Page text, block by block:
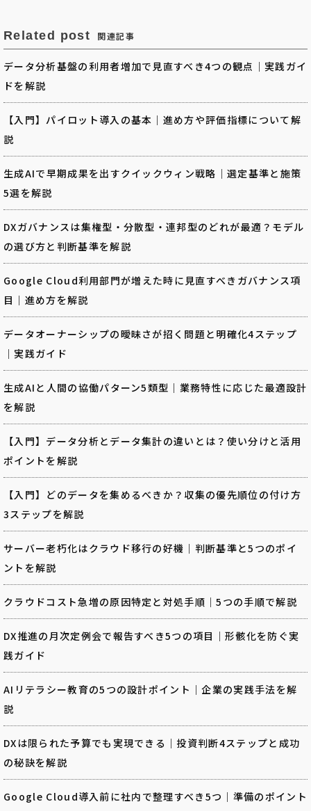
Related post 関連記事
データ分析基盤の利用者増加で見直すべき4つの観点｜実践ガイ
ドを解説
【入門】パイロット導入の基本｜進め方や評価指標について解
説
生成AIで早期成果を出すクイックウィン戦略｜選定基準と施策
5選を解説
DXガバナンスは集権型・分散型・連邦型のどれが最適？モデル
の選び方と判断基準を解説
Google Cloud利用部門が増えた時に見直すべきガバナンス項
目｜進め方を解説
データオーナーシップの曖昧さが招く問題と明確化4ステップ
｜実践ガイド
生成AIと人間の協働パターン5類型｜業務特性に応じた最適設計
を解説
【入門】データ分析とデータ集計の違いとは？使い分けと活用
ポイントを解説
【入門】どのデータを集めるべきか？収集の優先順位の付け方
3ステップを解説
サーバー老朽化はクラウド移行の好機｜判断基準と5つのポイ
ントを解説
クラウドコスト急増の原因特定と対処手順｜5つの手順で解説
DX推進の月次定例会で報告すべき5つの項目｜形骸化を防ぐ実
践ガイド
AIリテラシー教育の5つの設計ポイント｜企業の実践手法を解
説
DXは限られた予算でも実現できる｜投資判断4ステップと成功
の秘訣を解説
Google Cloud導入前に社内で整理すべき5つ｜準備のポイント